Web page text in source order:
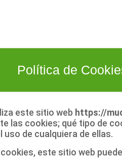
Política de
este sitio web https://
las cookies; qué tipo de
de cualquiera de ellas.
este sitio web